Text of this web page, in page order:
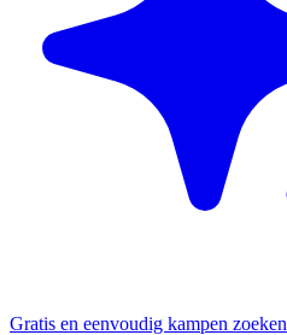
Gratis en eenvoudig kampen zoeken